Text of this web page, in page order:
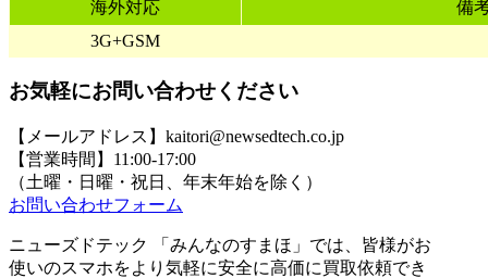
海外対応
備
3G+GSM
お気軽にお問い合わせください
【メールアドレス】kaitori@newsedtech.co.jp
【営業時間】11:00-17:00
（土曜・日曜・祝日、年末年始を除く）
お問い合わせフォーム
ニューズドテック 「みんなのすまほ」では、皆様がお
使いのスマホをより気軽に安全に高価に買取依頼でき